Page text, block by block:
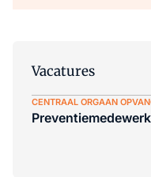
Vacatures
CENTRAAL ORGAAN